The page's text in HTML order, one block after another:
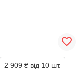
2 909 ₴ від 10 шт.